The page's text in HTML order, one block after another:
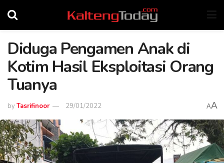
Diduga Pengamen Anak di
Kotim Hasil Eksploitasi Orang
Tuanya
byTasrifinoor 29/01/2022 AA